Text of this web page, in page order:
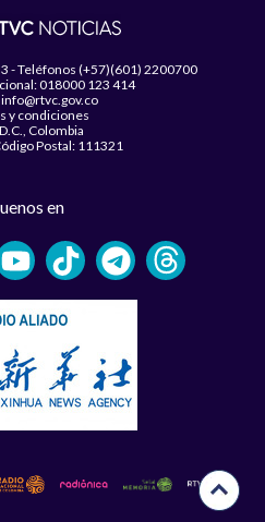
- Teléfonos (+57)(601) 2200700
018000 123 414
y condiciones
Colombia
Postal: 111321
en